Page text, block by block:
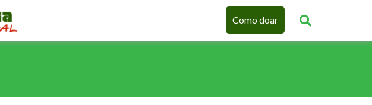
Como doar